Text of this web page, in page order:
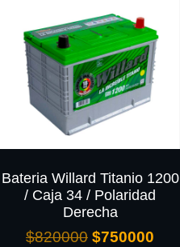
Bateria Willard Titanio 1200
/ Caja 34 / Polaridad
Derecha
$820000 $750000